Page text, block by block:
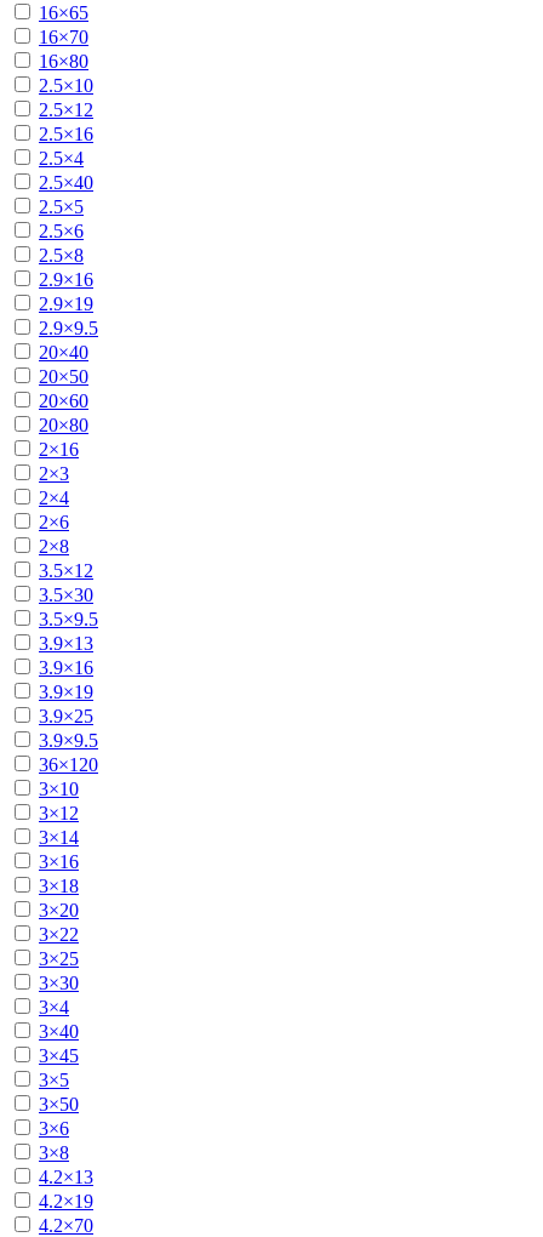
16×65
16×70
16×80
2.5×10
2.5×12
2.5×16
2.5×4
2.5×40
2.5×5
2.5×6
2.5×8
2.9×16
2.9×19
2.9×9.5
20×40
20×50
20×60
20×80
2×16
2×3
2×4
2×6
2×8
3.5×12
3.5×30
3.5×9.5
3.9×13
3.9×16
3.9×19
3.9×25
3.9×9.5
36×120
3×10
3×12
3×14
3×16
3×18
3×20
3×22
3×25
3×30
3×4
3×40
3×45
3×5
3×50
3×6
3×8
4.2×13
4.2×19
4.2×70